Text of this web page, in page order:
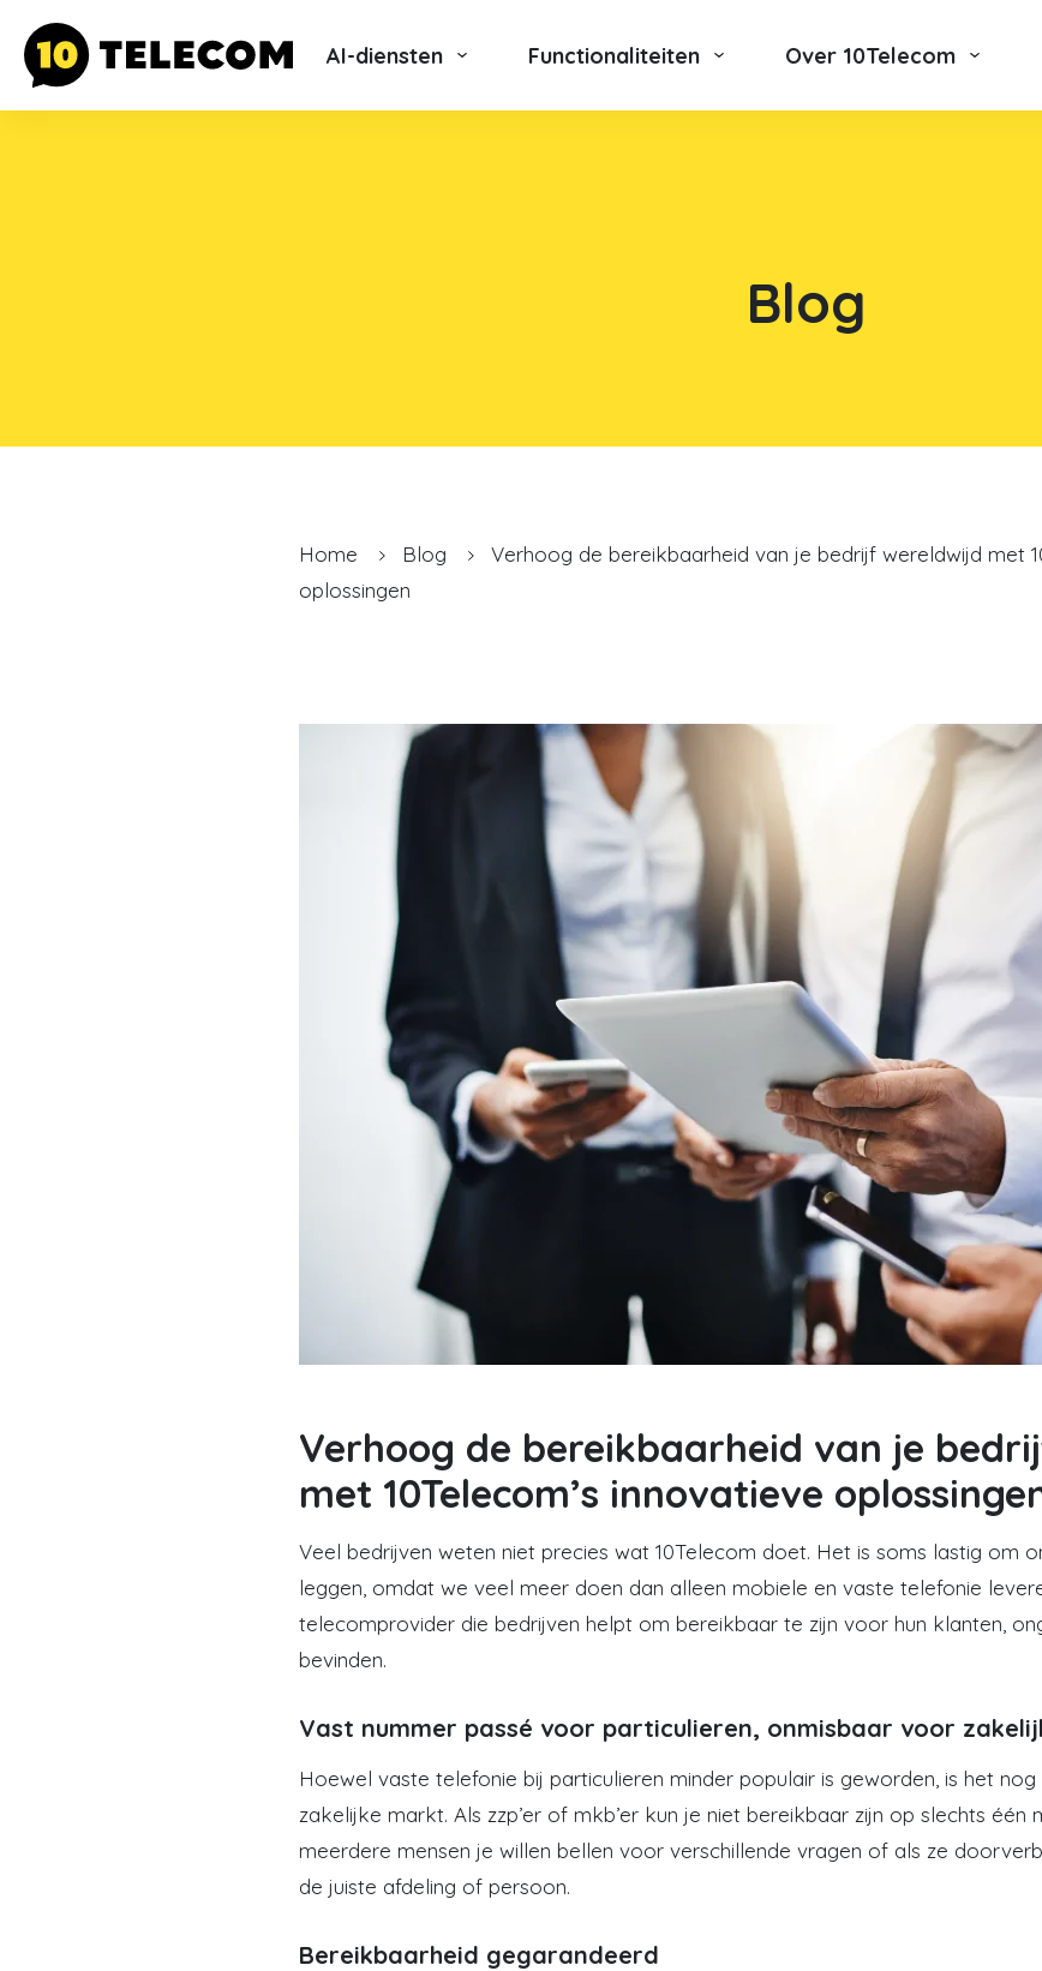
AI-diensten Functionaliteiten Over 10Telecom
Blog
Home Blog
Verhoog de bereikbaarheid van je bedrijf wereldwijd met
oplossingen
Verhoog de bereikbaarheid van je
met 10Telecom’s innovatieve
Veel bedrijven weten niet precies wat 10Telecom doet. Het is soms lastig om
leggen, omdat we veel meer doen dan alleen mobiele en vaste telefonie
telecomprovider die bedrijven helpt om bereikbaar te zijn voor hun klanten,
bevinden.
Vast nummer passé voor particulieren, onmisbaar voor
Hoewel vaste telefonie bij particulieren minder populair is geworden, is het
zakelijke markt. Als zzp’er of mkb’er kun je niet bereikbaar zijn op slechts één
meerdere mensen je willen bellen voor verschillende vragen of als ze
de juiste afdeling of persoon.
Bereikbaarheid gegarandeerd